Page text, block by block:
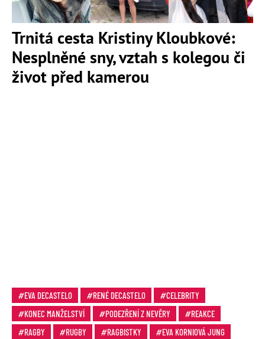
Trnitá cesta Kristiny Kloubkové:
Nesplněné sny, vztah s kolegou či
život před kamerou
EVA DECASTELO RENÉ DECASTELO
CELEBRITY
KONEC MANŽELSTVÍ
PODEZŘENÍ Z NEVĚRY
REAKCE
RAGBY
RUGBY RAGBISTKY
EVA KORNIOVÁ JUNG